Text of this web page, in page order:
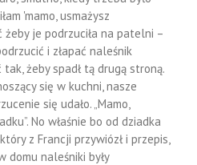
'mamo, usmażysz
żeby je podrzuciła na patelni –
i złapać naleśnik
żeby spadł tą drugą stroną.
się w kuchni, nasze
się udało. „Mamo,
No właśnie bo od dziadka
z Francji przywiózł i przepis,
domu naleśniki były